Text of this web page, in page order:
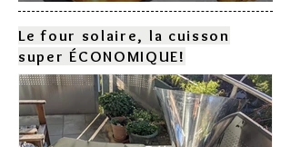
Deux gâteaux à la rhubarbe
Le four solaire, la cuisson
super ÉCONOMIQUE!